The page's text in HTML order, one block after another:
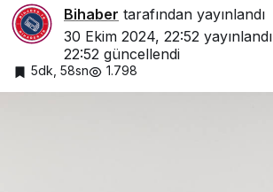
Bihaber tarafından yayınlandı
30 Ekim 2024, 22:52 yayınlandı
22:52 güncellendi
5dk, 58sn 1.798